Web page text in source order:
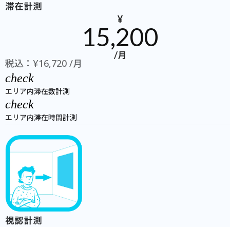
滞在計測
¥
15,200
/月
税込：¥16,720 /月
check
エリア内滞在数計測
check
エリア内滞在時間計測
視認計測